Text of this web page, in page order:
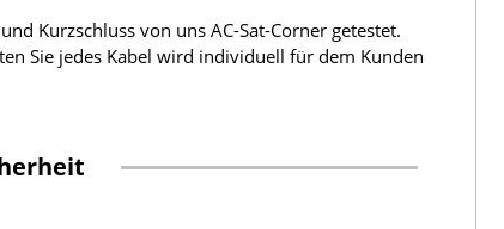
Kurzschluss von uns AC-Sat-Corner getestet.
Sie jedes Kabel wird individuell für dem Kunden